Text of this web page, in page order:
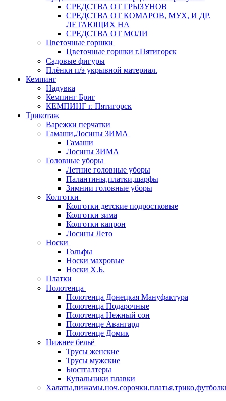
СPEДСТВА ОТ ГРЫЗУНОВ
СРЕДСТВА ОТ КОМАРОВ, МУХ, И ДР.
ЛЕТАЮЩИХ НА
СРЕДСТВА ОТ МОЛИ
Цветочные горшки
Цветочные горшки г.Пятигорск
Садовые фигуры
Плёнки п/э укрывной материал.
Кемпинг
Надувка
Кемпинг Бриг
КЕМПИНГ г. Пятигорск
Трикотаж
Варежки перчатки
Гамаши,Лосины ЗИМА
Гамаши
Лосины ЗИМА
Головные уборы
Летние головные уборы
Палантины,платки,шарфы
Зимнии головные уборы
Колготки
Колготки детские подростковые
Колготки зима
Колготки капрон
Лосины Лето
Носки
Гольфы
Носки махровые
Носки Х.Б.
Платки
Полотенца
Полотенца Донецкая Мануфактура
Полотенца Подарочные
Полотенца Нежный сон
Полотенце Авангард
Полотенце Домик
Нижнее бельё
Трусы женские
Трусы мужские
Бюстгалтеры
Купальники плавки